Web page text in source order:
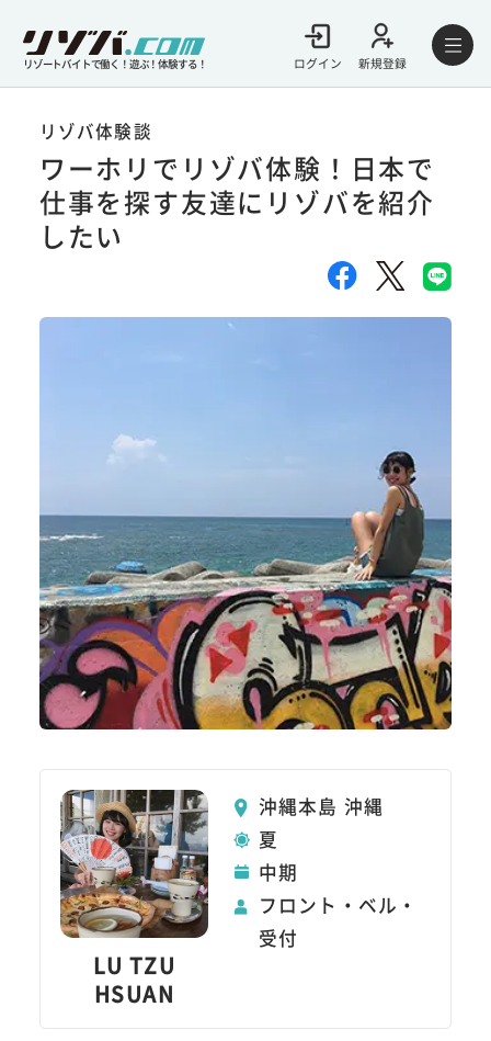
リゾートバイトで働く！遊ぶ！体験する！ ログイン 新規登録
リゾバ体験談
ワーホリでリゾバ体験！日本で
仕事を探す友達にリゾバを紹介
したい
LU TZU
HSUAN
沖縄本島 沖縄
夏
中期
フロント・ベル・
受付